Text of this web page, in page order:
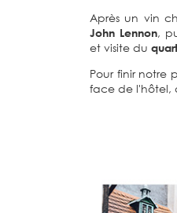
Après un vin
John Lennon,
et visite du
Pour finir notre
face de l'hôtel,